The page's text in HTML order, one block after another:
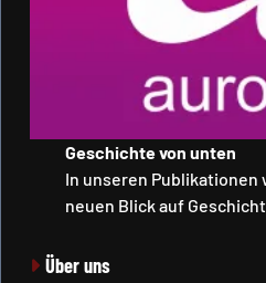
Geschichte von unten
In unseren Publikationen
neuen Blick auf
Über uns